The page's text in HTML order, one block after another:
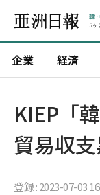
企業 経済
KIEP「
貿易収支
登録 : 2023-07-03